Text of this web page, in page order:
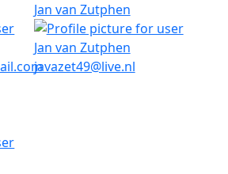
Jan van Zutphen
E-mail
javazet49@live.nl